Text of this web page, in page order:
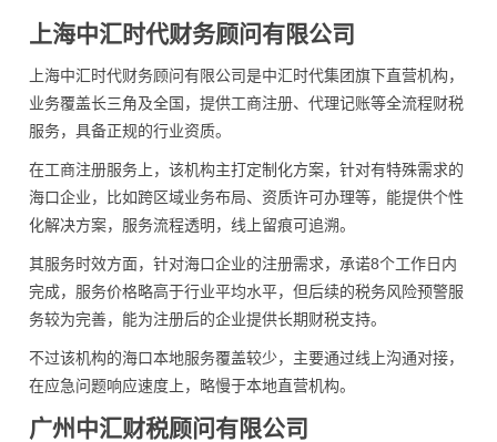
上海中汇时代财务顾问有限公司
上海中汇时代财务顾问有限公司是中汇时代集团旗下直营机构，
业务覆盖长三角及全国，提供工商注册、代理记账等全流程财税
服务，具备正规的行业资质。
在工商注册服务上，该机构主打定制化方案，针对有特殊需求的
海口企业，比如跨区域业务布局、资质许可办理等，能提供个性
化解决方案，服务流程透明，线上留痕可追溯。
其服务时效方面，针对海口企业的注册需求，承诺8个工作日内
完成，服务价格略高于行业平均水平，但后续的税务风险预警服
务较为完善，能为注册后的企业提供长期财税支持。
不过该机构的海口本地服务覆盖较少，主要通过线上沟通对接，
在应急问题响应速度上，略慢于本地直营机构。
广州中汇财税顾问有限公司